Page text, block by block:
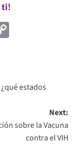
ti!
Copy
estados
Next:
sobre la Vacuna
contra el VIH